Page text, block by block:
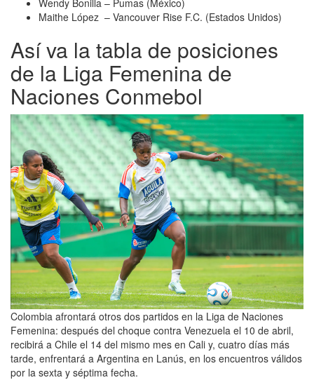
Wendy Bonilla – Pumas (México)
Maithe López – Vancouver Rise F.C. (Estados Unidos)
Así va la tabla de posiciones
de la Liga Femenina de
Naciones Conmebol
Colombia afrontará otros dos partidos en la Liga de Naciones
Femenina: después del choque contra Venezuela el 10 de abril,
recibirá a Chile el 14 del mismo mes en Cali y, cuatro días más
tarde, enfrentará a Argentina en Lanús, en los encuentros válidos
por la sexta y séptima fecha.